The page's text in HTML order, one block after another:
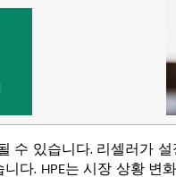
수 있습니다. 리셀러가
다. HPE는 시장 상황 변